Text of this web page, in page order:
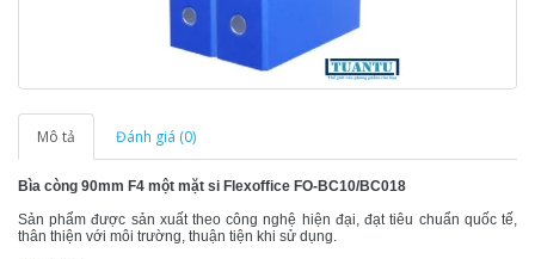
Mô tả Đánh giá (0)
Bìa còng 90mm F4 một mặt si Flexoffice FO-BC10/BC018
Sản phẩm được sản xuất theo công nghệ hiện đại, đạt tiêu chuẩn quốc tế,
thân thiện với môi trường, thuận tiện khi sử dụng.